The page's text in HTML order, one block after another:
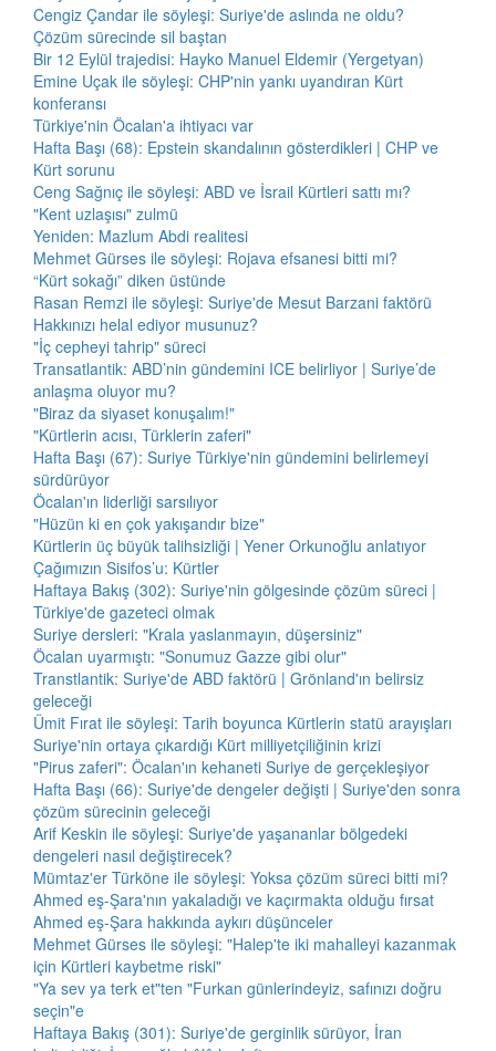
Cengiz Çandar ile söyleşi: Suriye'de aslında ne oldu?
Çözüm sürecinde sil baştan
Bir 12 Eylül trajedisi: Hayko Manuel Eldemir (Yergetyan)
Emine Uçak ile söyleşi: CHP'nin yankı uyandıran Kürt
konferansı
Türkiye'nin Öcalan'a ihtiyacı var
Hafta Başı (68): Epstein skandalının gösterdikleri | CHP ve
Kürt sorunu
Ceng Sağnıç ile söyleşi: ABD ve İsrail Kürtleri sattı mı?
"Kent uzlaşısı" zulmü
Yeniden: Mazlum Abdi realitesi
Mehmet Gürses ile söyleşi: Rojava efsanesi bitti mi?
“Kürt sokağı” diken üstünde
Rasan Remzi ile söyleşi: Suriye'de Mesut Barzani faktörü
Hakkınızı helal ediyor musunuz?
"İç cepheyi tahrip" süreci
Transatlantik: ABD’nin gündemini ICE belirliyor | Suriye’de
anlaşma oluyor mu?
"Biraz da siyaset konuşalım!"
"Kürtlerin acısı, Türklerin zaferi"
Hafta Başı (67): Suriye Türkiye'nin gündemini belirlemeyi
sürdürüyor
Öcalan'ın liderliği sarsılıyor
"Hüzün ki en çok yakışandır bize"
Kürtlerin üç büyük talihsizliği | Yener Orkunoğlu anlatıyor
Çağımızın Sisifos’u: Kürtler
Haftaya Bakış (302): Suriye'nin gölgesinde çözüm süreci |
Türkiye'de gazeteci olmak
Suriye dersleri: "Krala yaslanmayın, düşersiniz"
Öcalan uyarmıştı: "Sonumuz Gazze gibi olur"
Transtlantik: Suriye'de ABD faktörü | Grönland'ın belirsiz
geleceği
Ümit Fırat ile söyleşi: Tarih boyunca Kürtlerin statü arayışları
Suriye'nin ortaya çıkardığı Kürt milliyetçiliğinin krizi
"Pirus zaferi": Öcalan'ın kehaneti Suriye de gerçekleşiyor
Hafta Başı (66): Suriye'de dengeler değişti | Suriye'den sonra
çözüm sürecinin geleceği
Arif Keskin ile söyleşi: Suriye'de yaşananlar bölgedeki
dengeleri nasıl değiştirecek?
Mümtaz'er Türköne ile söyleşi: Yoksa çözüm süreci bitti mi?
Ahmed eş-Şara'nın yakaladığı ve kaçırmakta olduğu fırsat
Ahmed eş-Şara hakkında aykırı düşünceler
Mehmet Gürses ile söyleşi: "Halep'te iki mahalleyi kazanmak
için Kürtleri kaybetme riski"
"Ya sev ya terk et"ten "Furkan günlerindeyiz, safınızı doğru
seçin"e
Haftaya Bakış (301): Suriye'de gerginlik sürüyor, İran